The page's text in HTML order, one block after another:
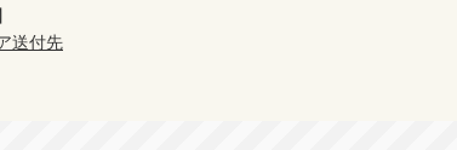
送付先